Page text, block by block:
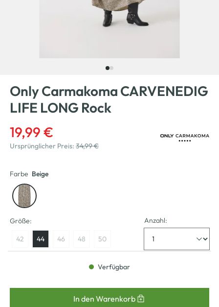
Only Carmakoma CARVENEDIG
LIFE LONG Rock
19,99 €
Ursprünglicher Preis: 34,99 €
Farbe Beige
Größe:
42 44 46 48 50
Anzahl:
Verfügbar
In den Warenkorb